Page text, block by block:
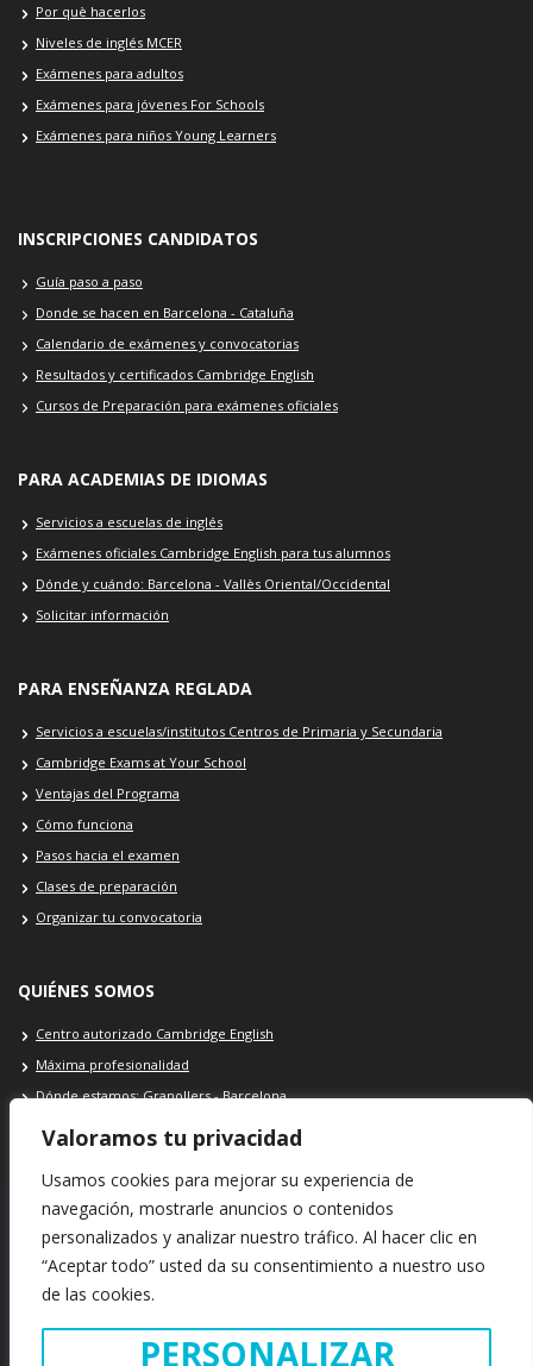
Valoramos tu privacidad
Usamos cookies para mejorar su experiencia de
navegación, mostrarle anuncios o contenidos
personalizados y analizar nuestro tráfico. Al hacer clic en
“Aceptar todo” usted da su consentimiento a nuestro uso
de las cookies.
PERSONALIZAR
Por què hacerlos
Niveles de inglés MCER
Exámenes para adultos
Exámenes para jóvenes For Schools
Exámenes para niños Young Learners
INSCRIPCIONES CANDIDATOS
Guía paso a paso
Donde se hacen en Barcelona - Cataluña
Calendario de exámenes y convocatorias
Resultados y certificados Cambridge English
Cursos de Preparación para exámenes oficiales
PARA ACADEMIAS DE IDIOMAS
Servicios a escuelas de inglés
Exámenes oficiales Cambridge English para tus alumnos
Dónde y cuándo: Barcelona - Vallès Oriental/Occidental
Solicitar información
PARA ENSEÑANZA REGLADA
Servicios a escuelas/institutos Centros de Primaria y Secundaria
Cambridge Exams at Your School
Ventajas del Programa
Cómo funciona
Pasos hacia el examen
Clases de preparación
Organizar tu convocatoria
QUIÉNES SOMOS
Centro autorizado Cambridge English
Máxima profesionalidad
Dónde estamos: Granollers - Barcelona
Contacto Cambridge School
SEDE Cambridge School: Plaça Porxada, 39 · 08401 · Granollers ·
Barcelona · España
INFORMACIÓN LEGAL
POLÍTICA DE PRIVACIDAD